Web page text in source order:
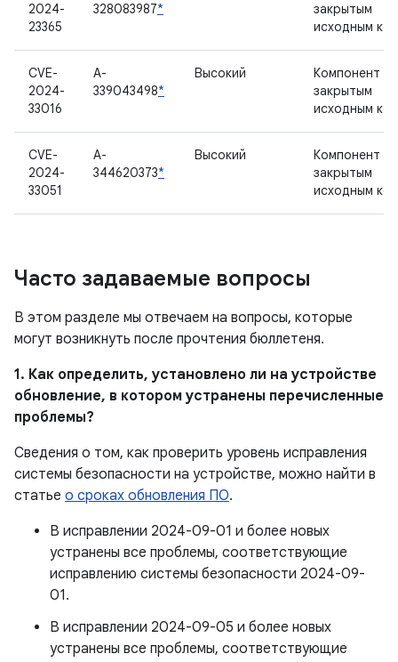
2024-
23365
328083987*
закрытым
исходным
CVE-
2024-
33016
A-
339043498*
Высокий
Компонент с
закрытым
исходным
CVE-
2024-
33051
A-
344620373*
Высокий
Компонент с
закрытым
исходным
Часто задаваемые вопросы
В этом разделе мы отвечаем на вопросы, которые
могут возникнуть после прочтения бюллетеня.
1. Как определить, установлено ли на устройстве
обновление, в котором устранены перечисленные
проблемы?
Сведения о том, как проверить уровень исправления
системы безопасности на устройстве, можно найти в
статье о сроках обновления ПО.
В исправлении 2024-09-01 и более новых
устранены все проблемы, соответствующие
исправлению системы безопасности 2024-09-
01.
В исправлении 2024-09-05 и более новых
устранены все проблемы, соответствующие